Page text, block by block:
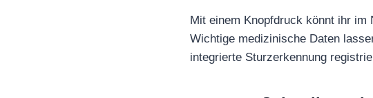
Mit einem Knopfdruck könnt ihr
Wichtige medizinische Daten
integrierte Sturzerkennung